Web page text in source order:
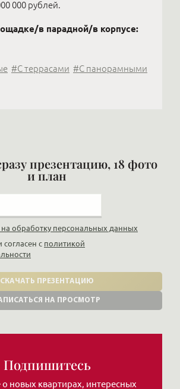
000 рублей.
в парадной/в корпусе:
#С террасами #С панорамными
презентацию, 18 фото
и план
на обработку персональных данных
с политикой
СКАЧАТЬ ПРЕЗЕНТАЦИЮ
НА ПРОСМОТР
Подпишитесь
о новых квартирах, интересных